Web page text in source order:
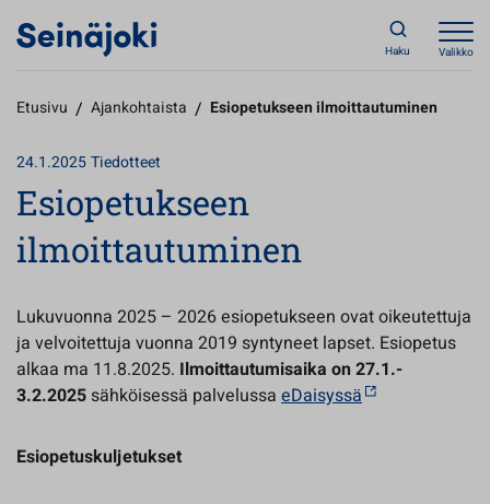
Haku Valikko
Etusivu / Ajankohtaista / Esiopetukseen ilmoittautuminen
24.1.2025Tiedotteet
Esiopetukseen
ilmoittautuminen
Lukuvuonna 2025 – 2026 esiopetukseen ovat oikeutettuja
ja velvoitettuja vuonna 2019 syntyneet lapset. Esiopetus
alkaa ma 11.8.2025. Ilmoittautumisaika on27.1.-
3.2.2025 sähköisessä palvelussa eDaisyssä
Esiopetuskuljetukset